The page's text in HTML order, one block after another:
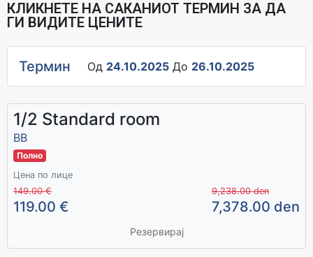
КЛИКНЕТЕ НА САКАНИОТ ТЕРМИН ЗА ДА
ГИ ВИДИТЕ ЦЕНИТЕ
Термин Од 24.10.2025 До 26.10.2025
1/2 Standard room
BB
Полно
Цена по лице
149.00 €
119.00 €
9,238.00 den
7,378.00 den
Резервирај